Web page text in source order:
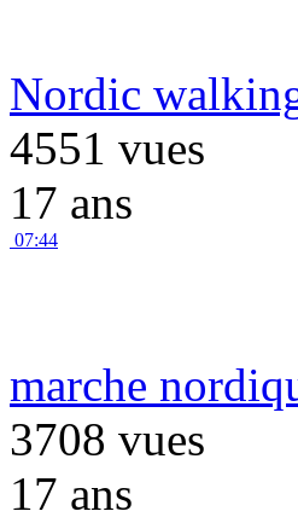
Nordic
4551 vues
17 ans
07:44
marche
3708 vues
17 ans